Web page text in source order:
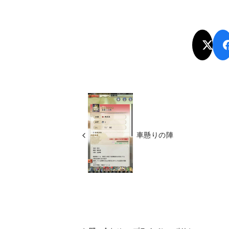
車懸りの陣